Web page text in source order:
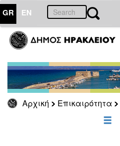
GR EN
Αρχική Επικαιρότητα
ΕΠΙΚΑΙΡΟΤΗΤΑ
Τύπου
Αρχείο